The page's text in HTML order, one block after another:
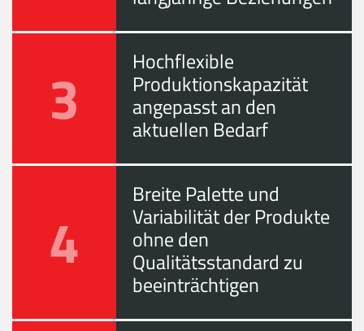
3 Hochflexible
Produktionskapazität
angepasst an den
aktuellen Bedarf
4
Breite Palette und
Variabilität der Produkte
ohne den
Qualitätsstandard zu
beeinträchtigen